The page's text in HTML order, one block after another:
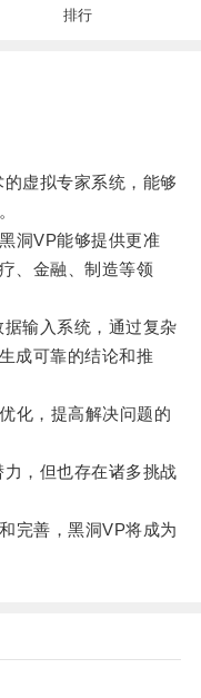
排行
虚拟专家系统，能够
洞VP能够提供更准
、金融、制造等领
输入系统，通过复杂
成可靠的结论和推
，提高解决问题的
，但也存在诸多挑战
善，黑洞VP将成为